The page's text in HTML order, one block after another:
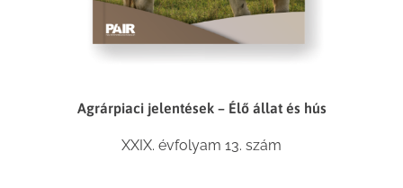
Agrárpiaci jelentések – Élő állat és hús
XXIX. évfolyam 13. szám